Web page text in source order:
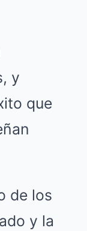
y
que
de los
y la